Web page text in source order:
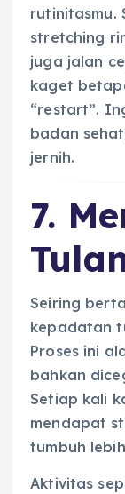
rutinitasmu.
stretching
juga jalan
kaget
“restart”.
badan
jernih.
7.
Seiring
kepadatan
Proses ini
bahkan
Setiap kali
mendapat
tumbuh
Aktivitas